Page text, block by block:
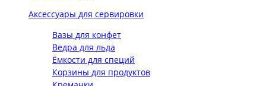
Аксессуары для сервировки
Вазы для конфет
Ведра для льда
Ёмкости для специй
Корзины для продуктов